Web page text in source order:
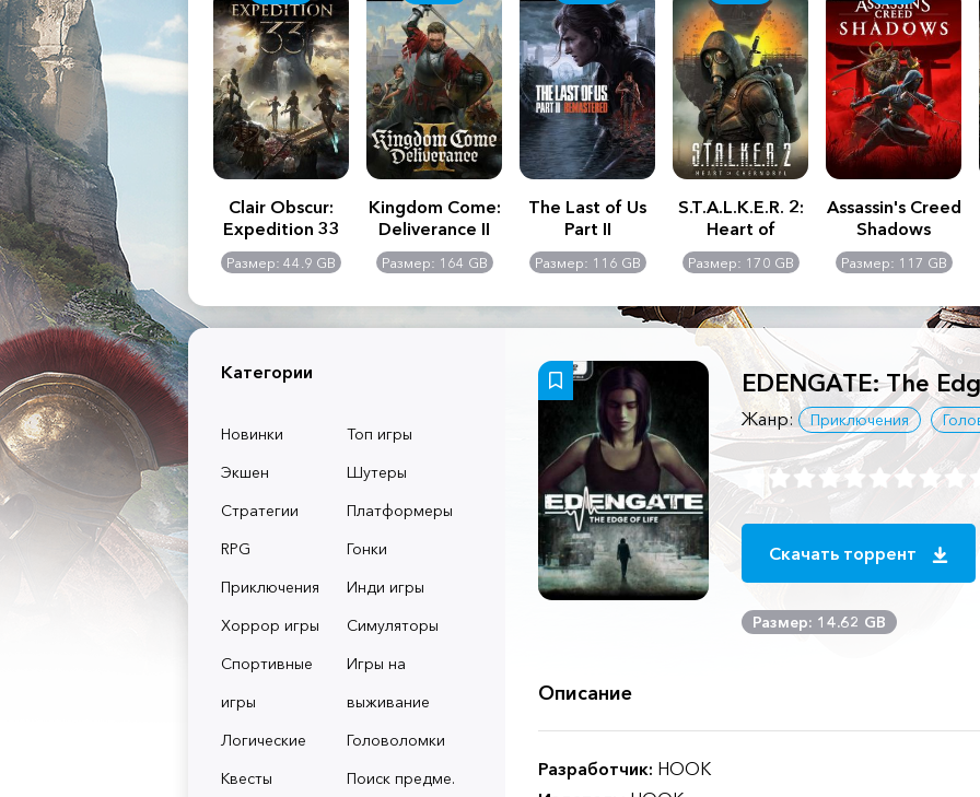
2:
-
GB
Assassin's Creed
Shadows
Размер: 117 GB
Clair Obscur:
Expedition 33
Размер: 44.9 GB
Kingdom Come:
Deliverance II
Размер: 164 GB
The Last of Us
Part II
Remastered
Размер: 116 GB
S.T.A.L.K.E.R. 2:
Heart of
Chernobyl -
Ultimate Edition
Размер: 170 GB
Assassin's Creed
Shadows
Размер: 117 GB
Категории
Новинки
Топ игры
Экшен
Шутеры
Стратегии
Платформеры
RPG
Гонки
Приключения
Инди игры
Хоррор игры
Симуляторы
Спортивные
игры
Игры на
выживание
Логические
Головоломки
Квесты
Поиск предме.
EDENGATE: The
Жанр: Приключения
Скачать торрент
Размер: 14.62 GB
Описание
Разработчик: HOOK